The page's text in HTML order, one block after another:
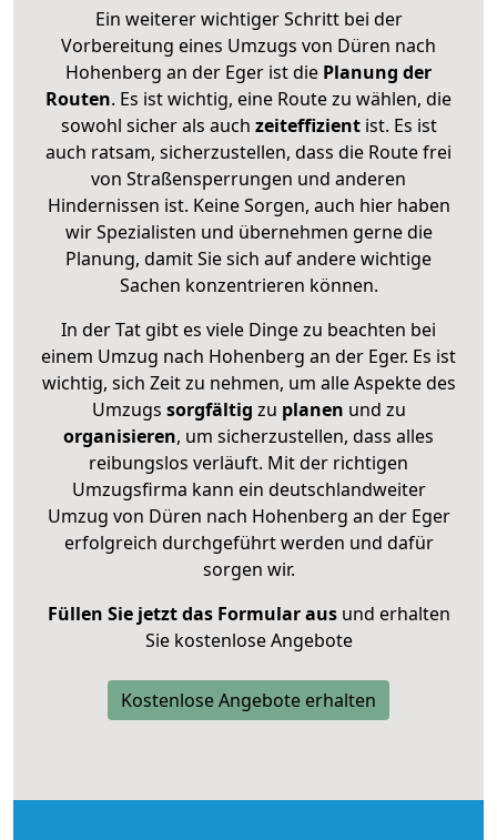
Ein weiterer wichtiger Schritt bei der
Vorbereitung eines Umzugs von Düren nach
Hohenberg an der Eger ist die Planung der
Routen. Es ist wichtig, eine Route zu wählen, die
sowohl sicher als auch zeiteffizientist. Es ist
auch ratsam, sicherzustellen, dass die Route frei
von Straßensperrungen und anderen
Hindernissen ist. Keine Sorgen, auch hier haben
wir Spezialisten und übernehmen gerne die
Planung, damit Sie sich auf andere wichtige
Sachen konzentrieren können.
In der Tat gibt es viele Dinge zu beachten bei
einem Umzug nach Hohenberg an der Eger. Es ist
wichtig, sich Zeit zu nehmen, um alle Aspekte des
Umzugs sorgfältig zu planen und zu
organisieren, um sicherzustellen, dass alles
reibungslos verläuft. Mit der richtigen
Umzugsfirma kann ein deutschlandweiter
Umzug von Düren nach Hohenberg an der Eger
erfolgreich durchgeführt werden und dafür
sorgen wir.
Füllen Sie jetzt das Formular ausund erhalten
Sie kostenlose Angebote
Kostenlose Angebote erhalten